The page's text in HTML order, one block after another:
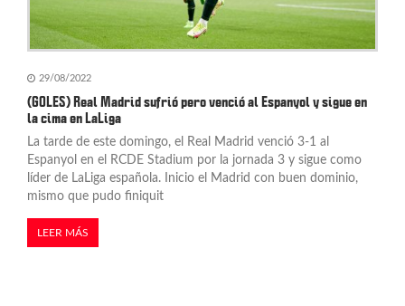
29/08/2022
(GOLES) Real Madrid sufrió pero venció al Espanyol y sigue en
la cima en LaLiga
La tarde de este domingo, el Real Madrid venció 3-1 al
Espanyol en el RCDE Stadium por la jornada 3 y sigue como
líder de LaLiga española. Inicio el Madrid con buen dominio,
mismo que pudo finiquit
LEER MÁS